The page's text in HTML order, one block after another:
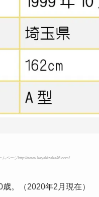
ムページ http://www.keyakizaka46.com/
。（2020年2月現在）